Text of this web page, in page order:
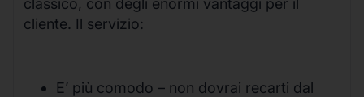
classico, con degli enormi vantaggi per il
cliente. Il servizio:
E’ più comodo – non dovrai recarti dal